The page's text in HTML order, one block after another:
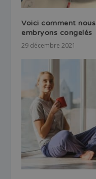
Voici comment
embryons congelés
29 décembre 2021